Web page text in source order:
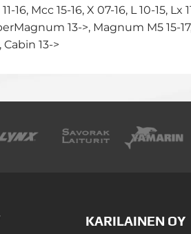
16, Mcc 15-16, X 07-16, L 10-15, Lx
13->, Magnum M5 15-17,
13->
KARILAINEN OY